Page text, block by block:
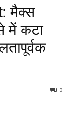
मैक्स
में कटा
0